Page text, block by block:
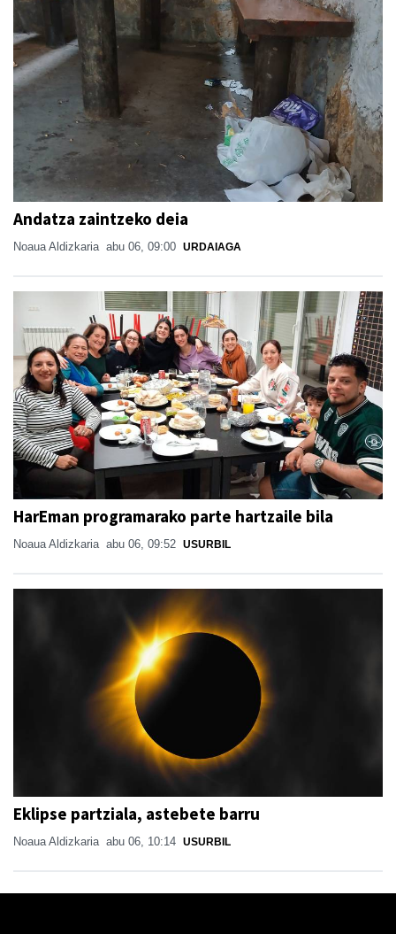
Andatza zaintzeko deia
Noaua Aldizkaria abu 06, 09:00 URDAIAGA
HarEman programarako parte hartzaile bila
Noaua Aldizkaria abu 06, 09:52 USURBIL
Eklipse partziala, astebete barru
Noaua Aldizkaria abu 06, 10:14 USURBIL